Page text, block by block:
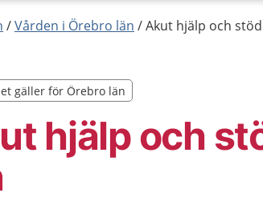
Vården i Örebro län Akut hjälp och
hjälp och
gäller för Örebro län
gäller för Örebro län